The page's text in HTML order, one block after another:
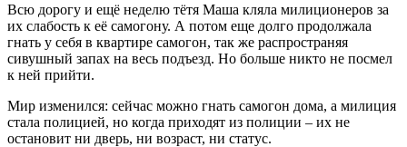
Всю дорогу и ещё неделю тётя Маша кляла милиционеров за
их слабость к её самогону. А потом еще долго продолжала
гнать у себя в квартире самогон, так же распространяя
сивушный запах на весь подъезд. Но больше никто не посмел
к ней прийти.
Мир изменился: сейчас можно гнать самогон дома, а милиция
стала полицией, но когда приходят из полиции – их не
остановит ни дверь, ни возраст, ни статус.